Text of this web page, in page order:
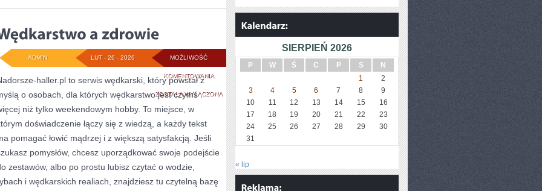
MOŻLIWOŚĆ
KOMENTOWANIAWĘDKARSTWO
A
ZDROWIE
ZOSTAŁA WYŁĄCZONA
LUT - 26 - 2026
ADMIN
haller.pl to serwis wędkarski, który powstał z
o osobach, dla których wędkarstwo jest czymś
niż tylko weekendowym hobby. To miejsce, w
doświadczenie łączy się z wiedzą, a każdy tekst
pomagać łowić mądrzej i z większą satysfakcją. Jeśli
pomysłów, chcesz uporządkować swoje podejście
zestawów, albo po prostu lubisz czytać o wodzie,
i wędkarskich realiach, znajdziesz tu czytelną bazę
SIERPIEŃ 2026
P W Ś C P S
N
1
2
3
4 5 6 7 8
9
10
11 12 13 14 15
16
17
18 19 20 21 22
23
24
25 26 27 28 29
30
31
« lip